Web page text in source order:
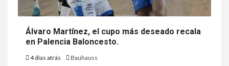
Álvaro Martínez, el cupo más deseado recala
en Palencia Baloncesto.
4 días atrás Bauhauss